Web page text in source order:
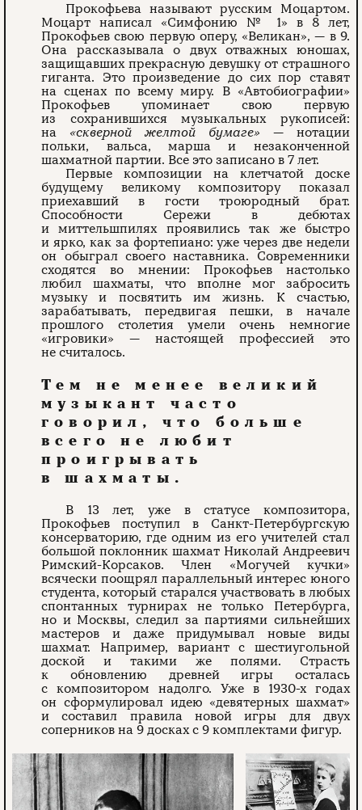
Прокофьева называют русским Моцартом.
Моцарт написал «Симфонию № 1» в 8 лет,
Прокофьев свою первую оперу, «Великан», — в 9.
Она рассказывала о двух отважных юношах,
защищавших прекрасную девушку от страшного
гиганта. Это произведение до сих пор ставят
на сценах по всему миру. В «Автобиографии»
Прокофьев упоминает свою первую
из сохранившихся музыкальных рукописей:
на «скверной желтой бумаге» — нотации
польки, вальса, марша и незаконченной
шахматной партии. Все это записано в 7 лет.
Первые композиции на клетчатой доске
будущему великому композитору показал
приехавший в гости троюродный брат.
Способности Сережи в дебютах
и миттельшпилях проявились так же быстро
и ярко, как за фортепиано: уже через две недели
он обыграл своего наставника. Современники
сходятся во мнении: Прокофьев настолько
любил шахматы, что вполне мог забросить
музыку и посвятить им жизнь. К счастью,
зарабатывать, передвигая пешки, в начале
прошлого столетия умели очень немногие
«игровики» — настоящей профессией это
не считалось.
Тем не менее великий
музыкант часто
говорил, что больше
всего не любит
проигрывать
в шахматы.
В 13 лет, уже в статусе композитора,
Прокофьев поступил в Санкт-Петербургскую
консерваторию, где одним из его учителей стал
большой поклонник шахмат Николай Андреевич
Римский-Корсаков. Член «Могучей кучки»
всячески поощрял параллельный интерес юного
студента, который старался участвовать в любых
спонтанных турнирах не только Петербурга,
но и Москвы, следил за партиями сильнейших
мастеров и даже придумывал новые виды
шахмат. Например, вариант с шестиугольной
доской и такими же полями. Страсть
к обновлению древней игры осталась
с композитором надолго. Уже в 1930-х годах
он сформулировал идею «девятерных шахмат»
и составил правила новой игры для двух
соперников на 9 досках с 9 комплектами фигур.